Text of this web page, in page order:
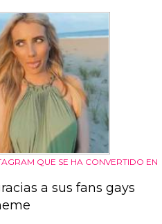
QUE SE HA CONVERTIDO EN
a sus fans gays